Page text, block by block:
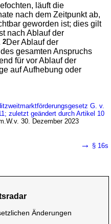
läuft die
nach dem Zeitpunkt ab,
geworden ist; dies gilt
nach Ablauf der
2Der Ablauf der
gesamten Anspruchs
für vor Ablauf der
auf Aufhebung oder
G. v.
zuletzt geändert durch Artikel 10
30. Dezember 2023
→ § 16s
Änderungen